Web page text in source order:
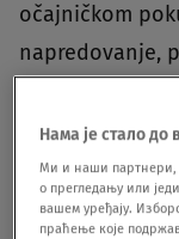
očajničkom
napredovanje,
Нама је стало до
Ми и наши
о прегледању или
вашем уређају.
праћење које